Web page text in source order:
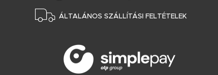
ÁLTALÁNOS SZÁLLÍTÁSI FELTÉTELEK